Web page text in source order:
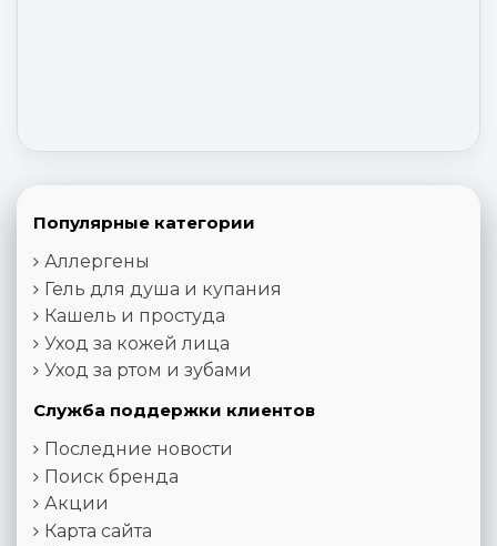
Популярные категории
Аллергены
Гель для душа и купания
Кашель и простуда
Уход за кожей лица
Уход за ртом и зубами
Служба поддержки клиентов
Последние новости
Поиск бренда
Акции
Карта сайта